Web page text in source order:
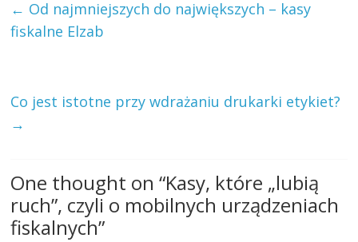
← Od najmniejszych do największych – kasy
fiskalne Elzab
Co jest istotne przy wdrażaniu drukarki etykiet?
→
One thought on “Kasy, które „lubią
ruch”, czyli o mobilnych urządzeniach
fiskalnych”